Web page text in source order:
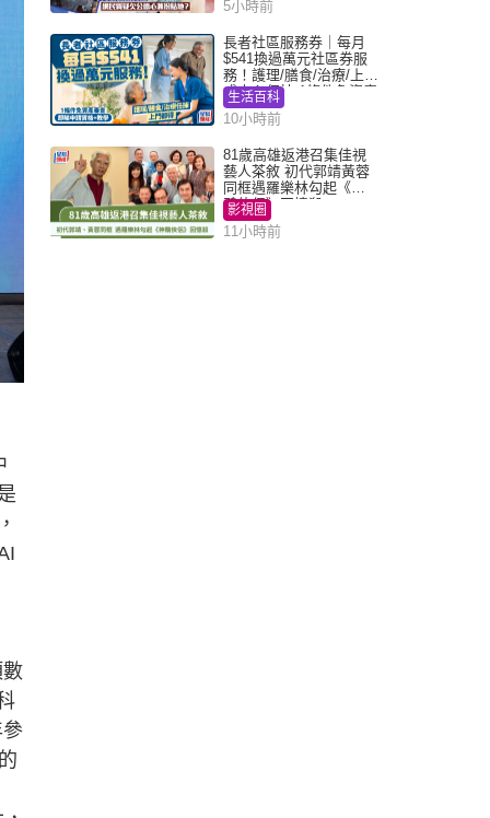
5小時前
長者社區服務券｜每月
$541換過萬元社區券服
務！護理/膳食/治療/上門
或中心任揀 1條件免資產
審查（附申請資格及教
學）
生活百科
10小時前
81歲高雄返港召集佳視
藝人茶敘 初代郭靖黃蓉
同框遇羅樂林勾起《神
鵰俠侶》回憶殺
影視圈
11小時前